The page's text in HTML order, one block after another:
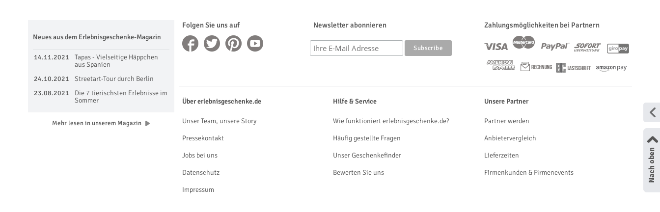
Folgen Sie uns auf Newsletter abonnieren Zahlungsmöglichkeiten bei Partnern
Neues aus dem Erlebnisgeschenke-Magazin
14.11.2021
Tapas - Vielseitige Häppchen
aus Spanien
24.10.2021
Streetart-Tour durch Berlin
23.08.2021
Die 7 tierischsten Erlebnisse im
Sommer
Mehr lesen in unserem Magazin
Über erlebnisgeschenke.de
Unser Team, unsere Story
Pressekontakt
Jobs bei uns
Datenschutz
Impressum
Hilfe & Service
Wie funktioniert erlebnisgeschenke.de?
Häufig gestellte Fragen
Unser Geschenkefinder
Bewerten Sie uns
Unsere Partner
Partner werden
Anbietervergleich
Lieferzeiten
Firmenkunden & Firmenevents